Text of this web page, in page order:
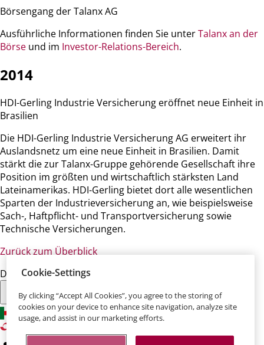
Börsengang der Talanx AG
Ausführliche Informationen finden Sie unterTalanx an der
Börse und im Investor-Relations-Bereich.
2014
HDI-Gerling Industrie Versicherung eröffnet neue Einheit in
Brasilien
Die HDI-Gerling Industrie Versicherung AG erweitert ihr
Auslandsnetz um eine neue Einheit in Brasilien. Damit
stärkt die zur Talanx-Gruppe gehörende Gesellschaft ihre
Position im größten und wirtschaftlich stärksten Land
Lateinamerikas. HDI-Gerling bietet dort alle wesentlichen
Sparten der Industrieversicherung an, wie beispielsweise
Sach-, Haftpflicht- und Transportversicherung sowie
Technische Versicherungen.
Zurück zum Überblick
Diese Seite teilen:
Cookie-Settings
By clicking “Accept All Cookies”, you agree to the storing of
cookies on your device to enhance site navigation, analyze site
usage, and assist in our marketing efforts.